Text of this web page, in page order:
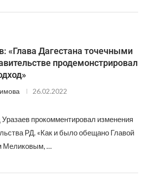
«Глава Дагестана точечными
продемонстрировал
26.02.2022
прокомментировал изменения
РД. «Как и было обещано Главой
Меликовым, …